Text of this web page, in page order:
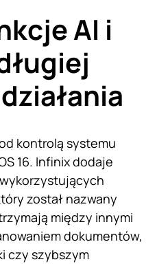
AI i
kontrolą systemu
16. Infinix dodaje
został nazwany
między innymi
dokumentów,
czy szybszym